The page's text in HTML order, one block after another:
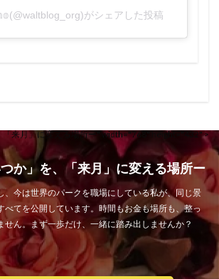
がシェアした投稿
「来月」に変える場所ー" width="768" height="432" >
か」を、「来月」に変える場所ー
、今は世界のパークを職場にしている私が、同じ景
べてを公開しています。時間もお金も場所も、整っ
せん。まず一歩だけ、一緒に踏み出しませんか？